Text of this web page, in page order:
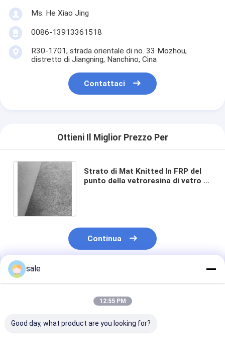
Ms. He Xiao Jing
0086-13913361518
R30-1701, strada orientale di no. 33 Mozhou,
distretto di Jiangning, Nanchino, Cina
Contattaci
Ottieni Il Miglior Prezzo Per
Strato di Mat Knitted In FRP del
punto della vetroresina di vetro E
Continua
Prodotti Raccomandati
sale
12:55 PM
Good day, what product are you looking for?